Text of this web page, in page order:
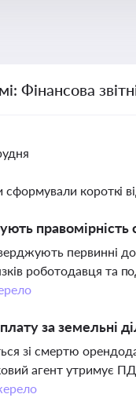
Фінансова
короткі
правомірність
первинні
роботодавця та
за земельні
зі смертю
агент утримує